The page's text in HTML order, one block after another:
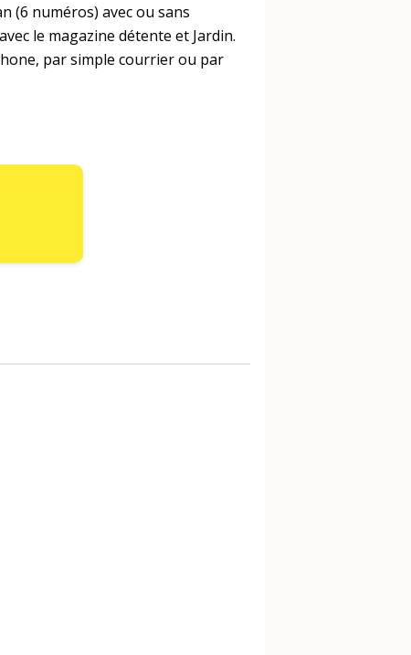
(6 numéros) avec ou sans
le magazine détente et Jardin.
par simple courrier ou par